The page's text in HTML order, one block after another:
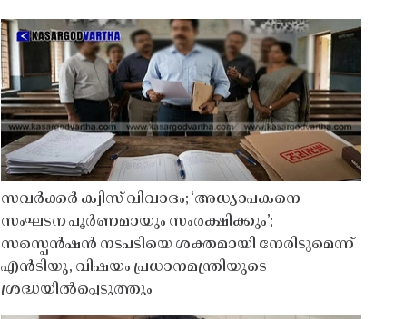
സവർക്കർ ക്വിസ് വിവാദം; ‘അധ്യാപകനെ
സംഘടന പൂർണമായും സംരക്ഷിക്കും’;
സസ്പെൻഷൻ നടപടിയെ ശക്തമായി നേരിടുമെന്ന്
എൻടിയു, വിഷയം പ്രധാനമന്ത്രിയുടെ
ശ്രദ്ധയിൽപ്പെടുത്തും